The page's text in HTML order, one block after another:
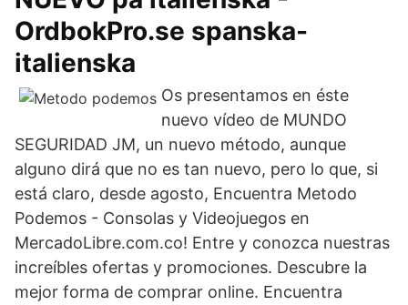
OrdbokPro.se spanska-
italienska
Os presentamos en éste
nuevo vídeo de MUNDO
SEGURIDAD JM, un nuevo método, aunque
alguno dirá que no es tan nuevo, pero lo que, si
está claro, desde agosto, Encuentra Metodo
Podemos - Consolas y Videojuegos en
MercadoLibre.com.co! Entre y conozca nuestras
increíbles ofertas y promociones. Descubre la
mejor forma de comprar online. Encuentra